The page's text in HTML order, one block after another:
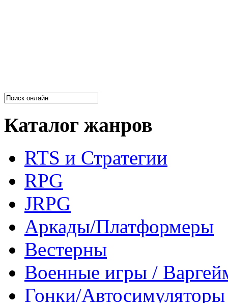
Каталог жанров
RTS и Стратегии
RPG
JRPG
Аркады/Платформеры
Вестерны
Военные игры /
Гонки/Автосимуляторы